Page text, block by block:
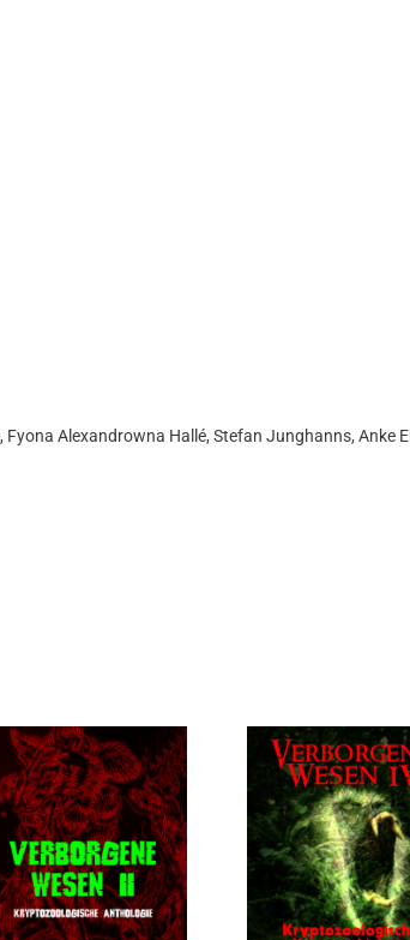
Alexandrowna Hallé, Stefan Junghanns, Anke